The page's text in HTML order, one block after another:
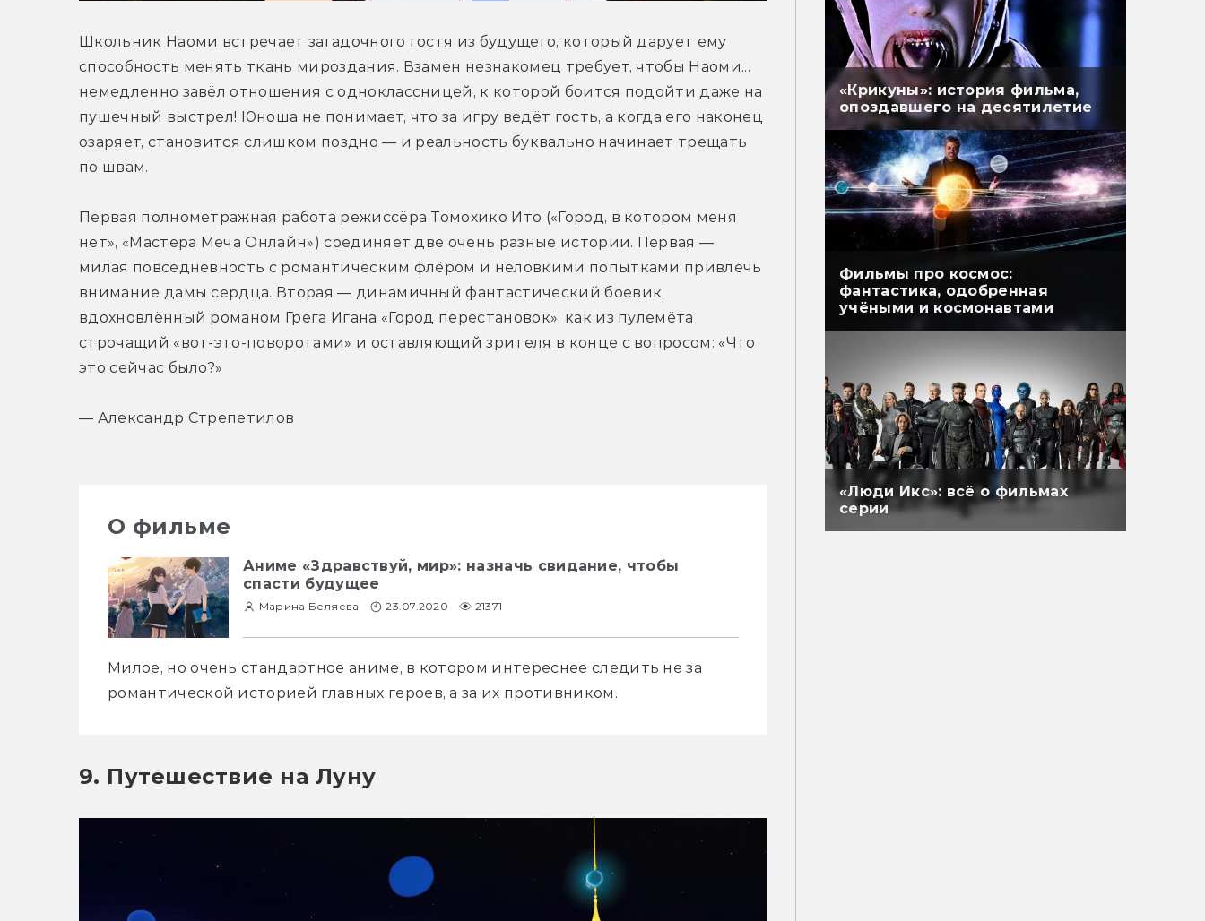
Школьник Наоми встречает загадочного гостя из будущего, который дарует ему
способность менять ткань мироздания. Взамен незнакомец требует, чтобы Наоми...
немедленно завёл отношения с одноклассницей, к которой боится подойти даже на
пушечный выстрел! Юноша не понимает, что за игру ведёт гость, а когда его наконец
озаряет, становится слишком поздно — и реальность буквально начинает трещать
по швам.
Первая полнометражная работа режиссёра Томохико Ито («Город, в котором меня
нет», «Мастера Меча Онлайн») соединяет две очень разные истории. Первая —
милая повседневность с романтическим флёром и неловкими попытками привлечь
внимание дамы сердца. Вторая — динамичный фантастический боевик,
вдохновлённый романом Грега Игана «Город перестановок», как из пулемёта
строчащий «вот-это-поворотами» и оставляющий зрителя в конце с вопросом: «Что
это сейчас было?»
— Александр Стрепетилов
О фильме
Аниме «Здравствуй, мир»: назначь свидание, чтобы
спасти будущее
Марина Беляева 23.07.2020 21371
Милое, но очень стандартное аниме, в котором интереснее следить не за
романтической историей главных героев, а за их противником.
9. Путешествие на Луну
«Крикуны»: история фильма,
опоздавшего на десятилетие
Фильмы про космос:
фантастика, одобренная
учёными и космонавтами
«Люди Икс»: всё о фильмах
серии